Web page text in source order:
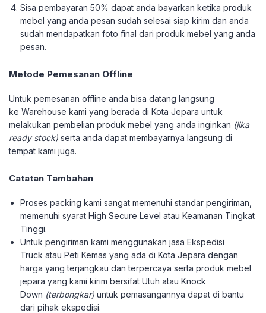
Sisa pembayaran 50% dapat anda bayarkan ketika produk
mebel yang anda pesan sudah selesai siap kirim dan anda
sudah mendapatkan foto final dari produk mebel yang anda
pesan.
Metode Pemesanan Offline
Untuk pemesanan offline anda bisa datang langsung
ke Warehouse kami yang berada di Kota Jepara untuk
melakukan pembelian produk mebel yang anda inginkan (jika
ready stock) serta anda dapat membayarnya langsung di
tempat kami juga.
Catatan Tambahan
Proses packing kami sangat memenuhi standar pengiriman,
memenuhi syarat High Secure Level atau Keamanan Tingkat
Tinggi.
Untuk pengiriman kami menggunakan jasa Ekspedisi
Truck atau Peti Kemas yang ada di Kota Jepara dengan
harga yang terjangkau dan terpercaya serta produk mebel
jepara yang kami kirim bersifat Utuh atau Knock
Down (terbongkar) untuk pemasangannya dapat di bantu
dari pihak ekspedisi.